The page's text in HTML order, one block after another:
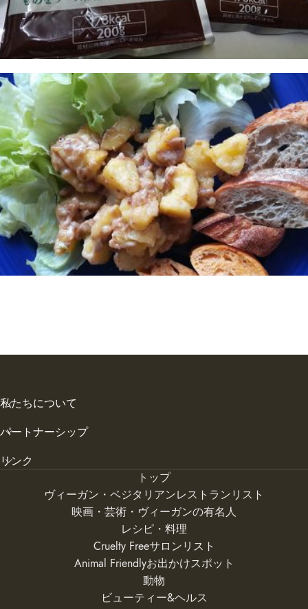
私たちについて
パートナーシップ
リンク
トップ
ヴィーガン・ベジタリアンレストランリスト
映画・芸術・ヴィーガンの有名人
レシピ・料理
Cruelty Freeサロンリスト
Animal Friendlyお出かけスポット
動物
ビューティー&ヘルス